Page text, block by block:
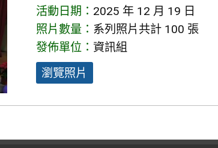
活動日期： 2025 年 12 月 19 日
照片數量： 系列照片共計 100 張
發佈單位： 資訊組
瀏覽照片